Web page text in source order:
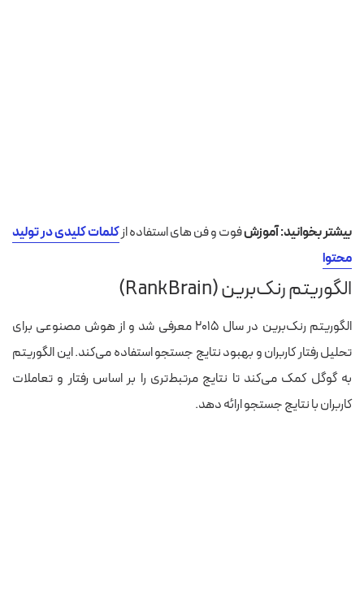
بیشتر بخوانید: آموزشفوت و فن های استفاده ازکلمات کلیدی در تولید
محتوا
الگوریتم رنک‌برین (RankBrain)
الگوریتم رنک‌برین در سال ۲۰۱۵ معرفی شد و از هوش مصنوعی برای
تحلیل رفتار کاربران و بهبود نتایج جستجو استفاده می‌کند. این الگوریتم
به گوگل کمک می‌کند تا نتایج مرتبط‌تری را بر اساس رفتار و تعاملات
کاربران با نتایج جستجو ارائه دهد.